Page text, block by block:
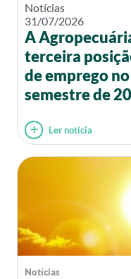
Notícias
31/07/2026
A
terceira
de emprego
semestre de
Ler notícia
Notícias